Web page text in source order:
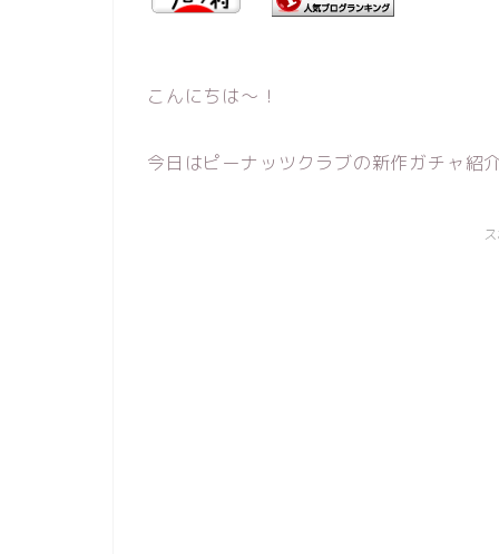
こんにちは～！
今日はピーナッツクラブの新作ガチャ紹